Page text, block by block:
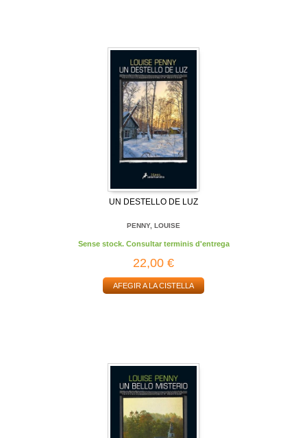
UN DESTELLO DE LUZ
PENNY, LOUISE
Sense stock. Consultar terminis d'entrega
22,00 €
AFEGIR A LA CISTELLA